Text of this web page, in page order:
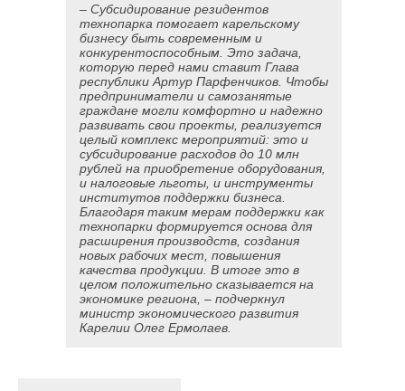
– Субсидирование резидентов
технопарка помогает карельскому
бизнесу быть современным и
конкурентоспособным. Это задача,
которую перед нами ставит Глава
республики Артур Парфенчиков. Чтобы
предприниматели и самозанятые
граждане могли комфортно и надежно
развивать свои проекты, реализуется
целый комплекс мероприятий: это и
субсидирование расходов до 10 млн
рублей на приобретение оборудования,
и налоговые льготы, и инструменты
институтов поддержки бизнеса.
Благодаря таким мерам поддержки как
технопарки формируется основа для
расширения производств, создания
новых рабочих мест, повышения
качества продукции. В итоге это в
целом положительно сказывается на
экономике региона, – подчеркнул
министр экономического развития
Карелии Олег Ермолаев.